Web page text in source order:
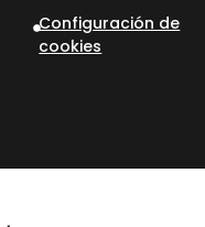
Configuración de
cookies